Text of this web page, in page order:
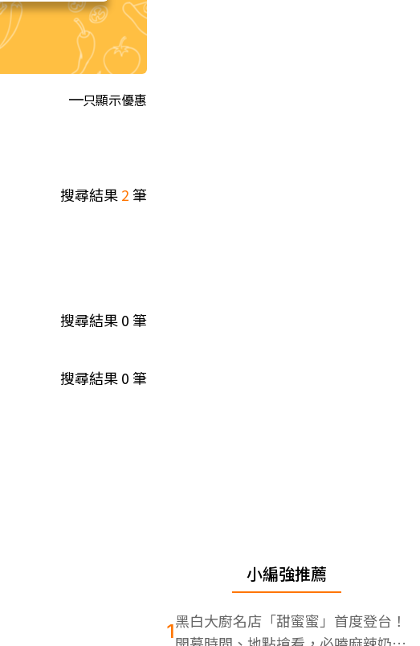
只顯示優惠
搜尋結果2筆
搜尋結果0筆
搜尋結果0筆
小編強推薦
1黑白大廚名店「甜蜜蜜」首度登台！